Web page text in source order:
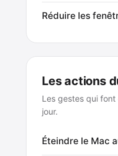
Réduire les
Les actions
Les gestes qui
jour.
Éteindre le Mac